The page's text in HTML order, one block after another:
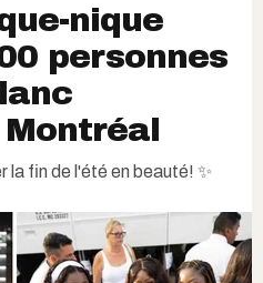
nique
personnes
la fin de l'été en beauté! ✨